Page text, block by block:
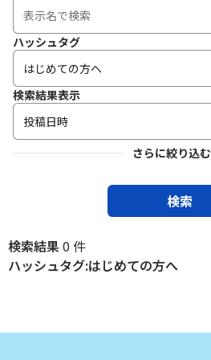
ハッシュタグ
検索結果表示
投稿日時
さらに絞り込む
検索
検索結果0 件
ハッシュタグ:はじめての方へ